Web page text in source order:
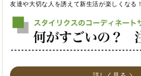
友達や大切な人を誘えて新生活が楽しくなる！